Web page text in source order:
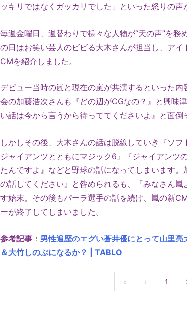
ッキリではなくガッカリでした」といった怒りの声
毎週金曜日、週替わりで様々な人物が“天の声”を務
の日はお笑い芸人のビビる大木さんが担当し、ア
CMを紹介しました。
デビュー当時の嵐と現在の嵐が共演するといった
会の加藤浩次さんも『どの辺がCGなの？』と興味
い話は今から言うから待っててくださいよ』と面倒
しかしその後、大木さんの話は脱線していき『ソ
ジャイアンツとともにマジック6』『ジャイアンツ
たんですよ』などと野球の話になってしまいます
の話してください』と咎められるも、『みなさん
す始末。その後もパーラ選手の話を続け、嵐の新
ーが終了してしまいました。
参考記事： 男性遍歴のエグい蒼井優にとって山里
＆大竹しのぶになるか？ | TABLO
« ‹ 1